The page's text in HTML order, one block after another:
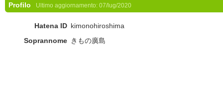
Profilo Ultimo aggiornamento: 07/lug/2020
Hatena ID kimonohiroshima
Soprannome きもの廣島